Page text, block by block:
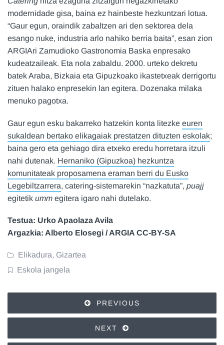
modernidade gisa, baina ez hainbeste hezkuntzari lotua.
“Gaur egun, oraindik zabaltzen ari den sektorea dela
esango nuke, industria arlo nahiko berria baita”, esan zion
ARGIAri Zamudioko Gastronomia Baska enpresako
kudeatzaileak. Eta nola zabaldu. 2000. urteko dekretu
batek Araba, Bizkaia eta Gipuzkoako ikastetxeak derrigortu
zituen halako enpresekin lan egitera. Dozenaka milaka
menuko pagotxa.
Gaur egun esku bakarreko hatzekin konta litezke euren
sukaldean bertako elikagaiak prestatzen dituzten eskolak;
baina gero eta gehiago dira etxeko eredu horretara itzuli
nahi dutenak. Hernaniko (Gipuzkoa) hezkuntza
komunitateak proposamena eraman berri du Eusko
Legebiltzarrera, catering-sistemarekin “nazkatuta”, puajj
egitetik umm egitera igaro nahi dutelako.
Testua: Urko Apaolaza Avila
Argazkia: Alberto Elosegi / ARGIA CC-BY-SA
Elikadura, Gizartea
Eskola jangela
PREVIOUS
NEXT